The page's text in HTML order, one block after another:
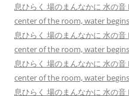
息ひらく 場のまんなかに 水の
center of the room, water
息ひらく 場のまんなかに 水の
center of the room, water
息ひらく 場のまんなかに 水の
center of the room, water
息ひらく 場のまんなかに 水の